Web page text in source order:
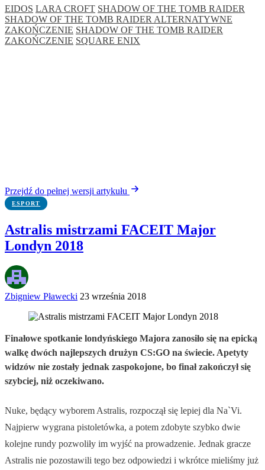
EIDOS LARA CROFT SHADOW OF THE TOMB RAIDER
SHADOW OF THE TOMB RAIDER ALTERNATYWNE
ZAKOŃCZENIE SHADOW OF THE TOMB RAIDER
ZAKOŃCZENIE SQUARE ENIX
Przejdź do pełnej wersji artykułu
ESPORT
Astralis mistrzami FACEIT Major
Londyn 2018
Zbigniew Pławecki 23 września 2018
Finałowe spotkanie londyńskiego Majora zanosiło się na epicką
walkę dwóch najlepszych drużyn CS:GO na świecie. Apetyty
widzów nie zostały jednak zaspokojone, bo finał zakończył się
szybciej, niż oczekiwano.
Nuke, będący wyborem Astralis, rozpoczął się lepiej dla Na`Vi.
Najpierw wygrana pistoletówka, a potem zdobyte szybko dwie
kolejne rundy pozwoliły im wyjść na prowadzenie. Jednak gracze
Astralis nie pozostawili tego bez odpowiedzi i wkrótce mieliśmy już